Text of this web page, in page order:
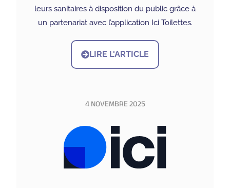
leurs sanitaires à disposition du public grâce à
un partenariat avec l’application Ici Toilettes.
LIRE L'ARTICLE
4 NOVEMBRE 2025